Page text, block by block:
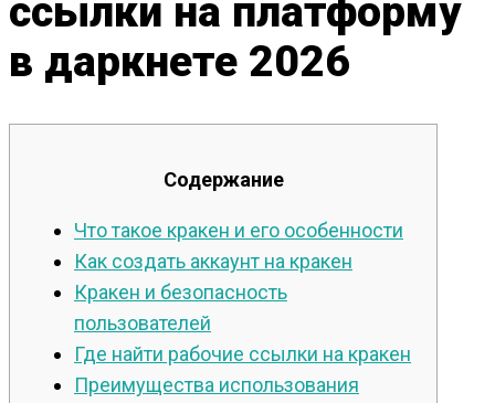
ссылки на платформу
в даркнете 2026
Содержание
Что такое кракен и его особенности
Как создать аккаунт на кракен
Кракен и безопасность
пользователей
Где найти рабочие ссылки на кракен
Преимущества использования